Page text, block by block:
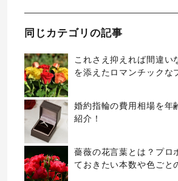
同じカテゴリの記事
これさえ抑えれば間違い
を添えたロマンチックな
婚約指輪の費用相場を年
紹介！
薔薇の花言葉とは？プロ
ておきたい本数や色ごと